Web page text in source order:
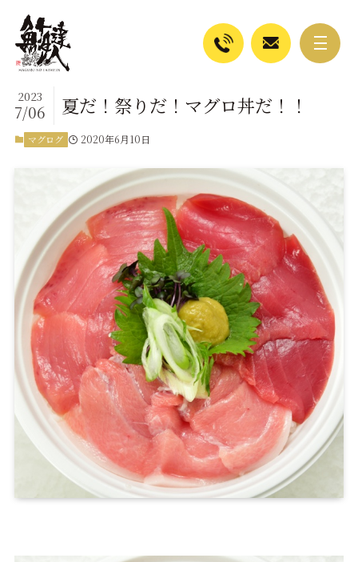
夏だ！祭りだ！マグロ丼だ！！
2023
7/06
マグログ 2020年6月10日